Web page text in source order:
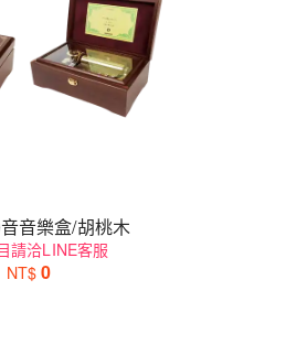
音樂盒/胡桃木
請洽LINE客服
NT$ 0